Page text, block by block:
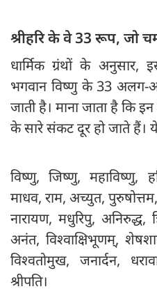
श्रीहरि के वे 33 रूप, जो
धार्मिक ग्रंथों के
भगवान विष्णु के 33 अलग-
जाती है। माना जाता है कि
के सारे संकट दूर हो जाते हैं।
विष्णु, जिष्णु, महाविष्णु,
माधव, राम, अच्युत, पुरुषोत्तम,
नारायण, मधुरिपु, अनिरुद्ध,
अनंत, विश्वाक्षिभूणम्,
विश्वतोमुख, जनार्दन,
श्रीपति।